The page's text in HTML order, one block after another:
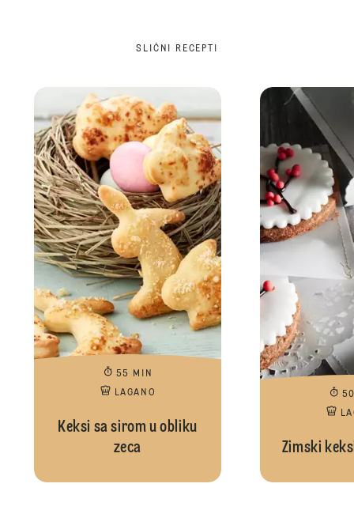
SLIČNI RECEPTI
55 MIN
LAGANO
Keksi sa sirom u obliku
zeca
Zimski